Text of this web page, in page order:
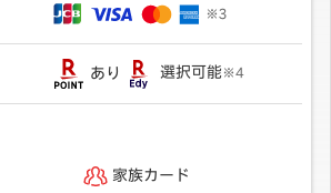
※3
あり 選択可能※4
家族カード